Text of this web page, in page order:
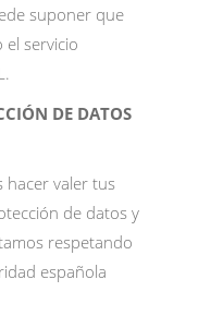
suponer que
el servicio
DE DATOS
hacer valer tus
de datos y
respetando
española